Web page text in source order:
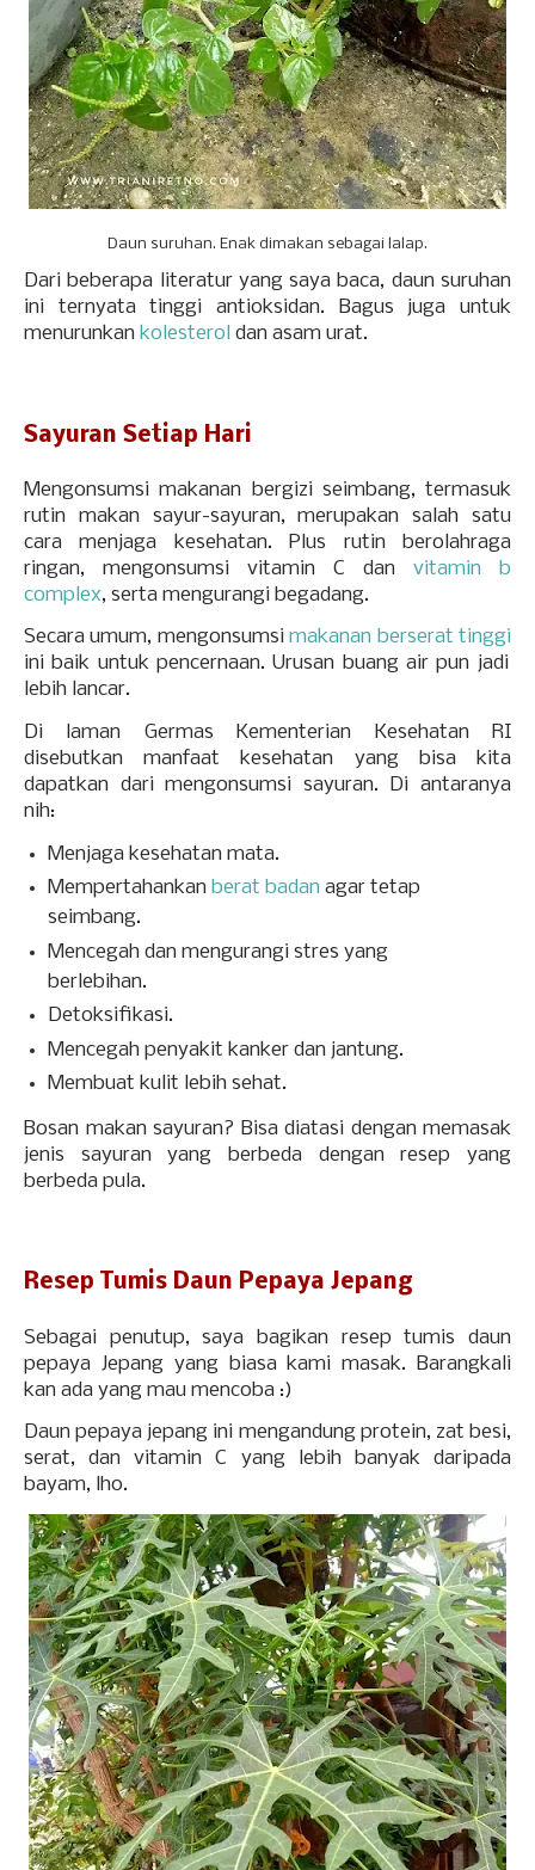
Daun suruhan. Enak dimakan sebagai lalap.
Dari beberapa literatur yang saya baca, daun suruhan
ini ternyata tinggi antioksidan. Bagus juga untuk
menurunkan kolesterol dan asam urat.
Sayuran Setiap Hari
Mengonsumsi makanan bergizi seimbang, termasuk
rutin makan sayur-sayuran, merupakan salah satu
cara menjaga kesehatan. Plus rutin berolahraga
ringan, mengonsumsi vitamin C dan vitamin b
complex, serta mengurangi begadang.
Secara umum, mengonsumsimakanan berserat tinggi
ini baik untuk pencernaan. Urusan buang air pun jadi
lebih lancar.
Di laman Germas Kementerian Kesehatan RI
disebutkan manfaat kesehatan yang bisa kita
dapatkan dari mengonsumsi sayuran. Di antaranya
nih:
Menjaga kesehatan mata.
Mempertahankan berat badan agar tetap
seimbang.
Mencegah dan mengurangi stres yang
berlebihan.
Detoksifikasi.
Mencegah penyakit kanker dan jantung.
Membuat kulit lebih sehat.
Bosan makan sayuran? Bisa diatasi dengan memasak
jenis sayuran yang berbeda dengan resep yang
berbeda pula.
Resep Tumis Daun Pepaya Jepang
Sebagai penutup, saya bagikan resep tumis daun
pepaya Jepang yang biasa kami masak. Barangkali
kan ada yang mau mencoba :)
Daun pepaya jepang ini mengandung protein, zat besi,
serat, dan vitamin C yang lebih banyak daripada
bayam, lho.